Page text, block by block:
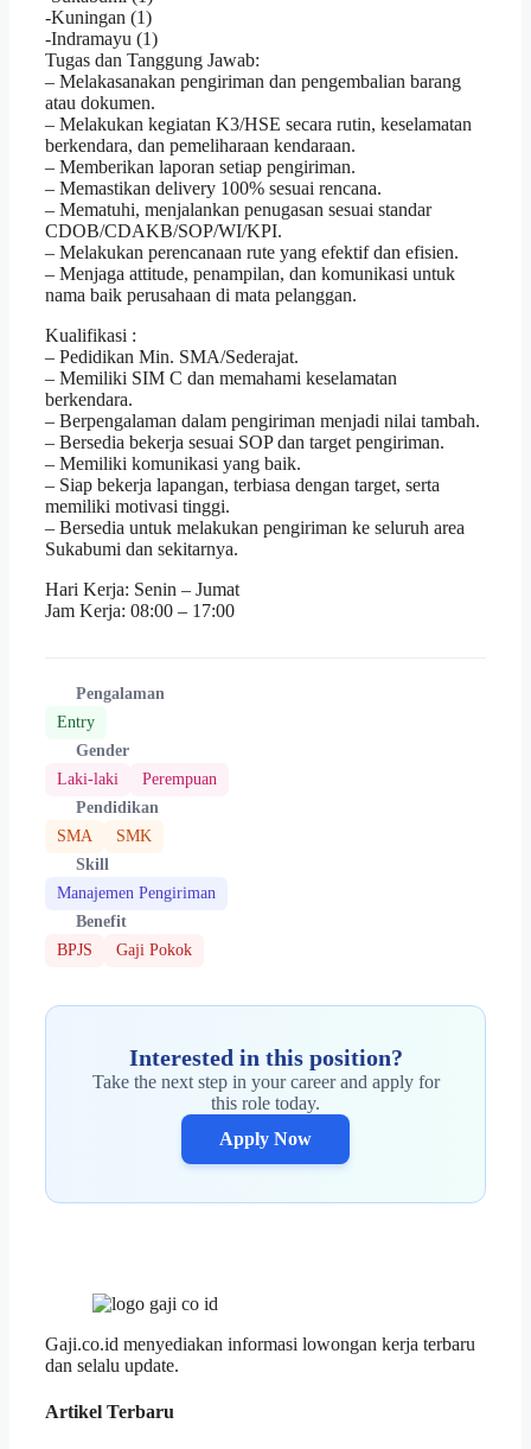
-Kuningan (1)
-Indramayu (1)
Tugas dan Tanggung Jawab:
– Melakasanakan pengiriman dan pengembalian barang
atau dokumen.
– Melakukan kegiatan K3/HSE secara rutin, keselamatan
berkendara, dan pemeliharaan kendaraan.
– Memberikan laporan setiap pengiriman.
– Memastikan delivery 100% sesuai rencana.
– Mematuhi, menjalankan penugasan sesuai standar
CDOB/CDAKB/SOP/WI/KPI.
– Melakukan perencanaan rute yang efektif dan efisien.
– Menjaga attitude, penampilan, dan komunikasi untuk
nama baik perusahaan di mata pelanggan.
Kualifikasi :
– Pedidikan Min. SMA/Sederajat.
– Memiliki SIM C dan memahami keselamatan
berkendara.
– Berpengalaman dalam pengiriman menjadi nilai tambah.
– Bersedia bekerja sesuai SOP dan target pengiriman.
– Memiliki komunikasi yang baik.
– Siap bekerja lapangan, terbiasa dengan target, serta
memiliki motivasi tinggi.
– Bersedia untuk melakukan pengiriman ke seluruh area
Sukabumi dan sekitarnya.
Hari Kerja: Senin – Jumat
Jam Kerja: 08:00 – 17:00
Pengalaman
Entry
Gender
Laki-laki
Perempuan
Pendidikan
SMA
SMK
Skill
Manajemen Pengiriman
Benefit
BPJS
Gaji Pokok
Interested in this position?
Take the next step in your career and apply for
this role today.
Apply Now
Gaji.co.id menyediakan informasi lowongan kerja terbaru
dan selalu update.
Artikel Terbaru